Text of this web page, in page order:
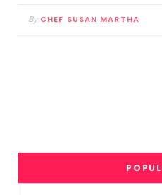
By CHEF SUSAN MARTHA